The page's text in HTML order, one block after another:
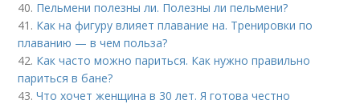
40. Пельмени полезны ли. Полезны ли пельмени?
41. Как на фигуру влияет плавание на. Тренировки по
плаванию — в чем польза?
42. Как часто можно париться. Как нужно правильно
париться в бане?
43.Что хочет женщина в 30 лет. Я готова честно